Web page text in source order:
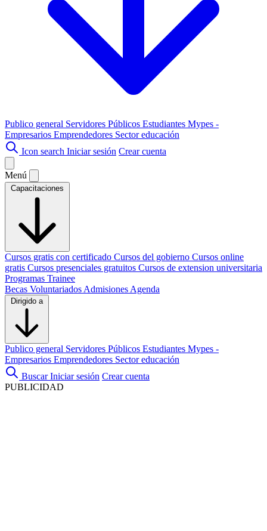
Publico general Servidores Públicos Estudiantes Mypes -
Empresarios Emprendedores Sector educación
Icon search Iniciar sesión Crear cuenta
Menú
Capacitaciones
Cursos gratis con certificado Cursos del gobierno Cursos online
gratis Cursos presenciales gratuitos Cursos de extension universitaria
Programas Trainee
Becas Voluntariados Admisiones Agenda
Dirigido a
Publico general Servidores Públicos Estudiantes Mypes -
Empresarios Emprendedores Sector educación
Buscar Iniciar sesión Crear cuenta
PUBLICIDAD